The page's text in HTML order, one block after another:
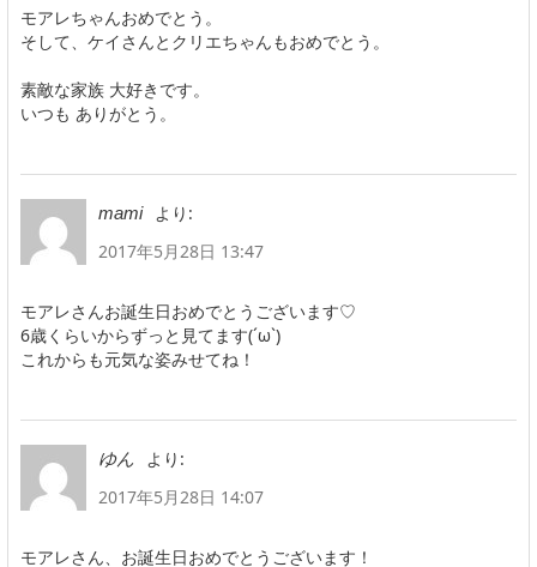
モアレちゃんおめでとう。
そして、ケイさんとクリエちゃんもおめでとう。
素敵な家族 大好きです。
いつも ありがとう。
mami
より:
2017年5月28日 13:47
モアレさんお誕生日おめでとうございます♡
6歳くらいからずっと見てます(´ω`)
これからも元気な姿みせてね！
ゆん
より:
2017年5月28日 14:07
モアレさん、お誕生日おめでとうございます！